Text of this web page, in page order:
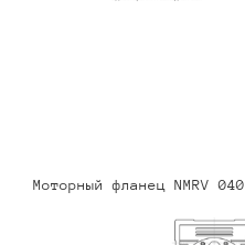
Моторный фланец NMRV 040